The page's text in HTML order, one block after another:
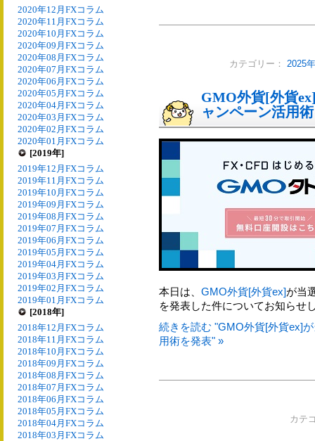
2020年12月FXコラム
2020年11月FXコラム
2020年10月FXコラム
2020年09月FXコラム
2020年08月FXコラム
2020年07月FXコラム
2020年06月FXコラム
2020年05月FXコラム
2020年04月FXコラム
2020年03月FXコラム
2020年02月FXコラム
2020年01月FXコラム
[2019年]
2019年12月FXコラム
2019年11月FXコラム
2019年10月FXコラム
2019年09月FXコラム
2019年08月FXコラム
2019年07月FXコラム
2019年06月FXコラム
2019年05月FXコラム
2019年04月FXコラム
2019年03月FXコラム
2019年02月FXコラム
2019年01月FXコラム
[2018年]
2018年12月FXコラム
2018年11月FXコラム
2018年10月FXコラム
2018年09月FXコラム
2018年08月FXコラム
2018年07月FXコラム
2018年06月FXコラム
2018年05月FXコラム
2018年04月FXコラム
2018年03月FXコラム
カテゴリー： 2025
GMO外貨[外貨
ャンペーン活用
本日は、 GMO外貨[外貨ex]が当
を発表した件についてお知らせ
続きを読む "GMO外貨[外貨ex]
用術を発表" »
カテ